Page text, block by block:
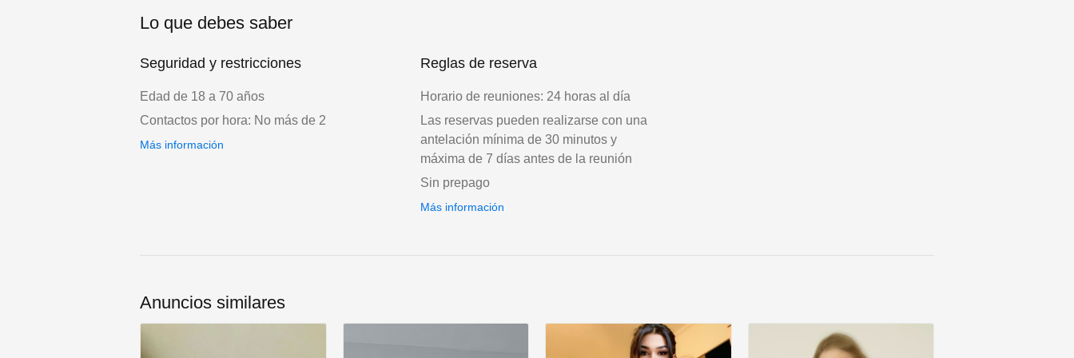
Lo que debes saber
Seguridad y restricciones
Edad de 18 a 70 años
Contactos por hora: No más de 2
Más información
Reglas de reserva
Horario de reuniones: 24 horas al día
Las reservas pueden realizarse con una
antelación mínima de 30 minutos y
máxima de 7 días antes de la reunión
Sin prepago
Más información
Anuncios similares